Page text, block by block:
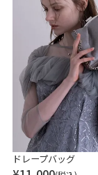
ドレープバッグ